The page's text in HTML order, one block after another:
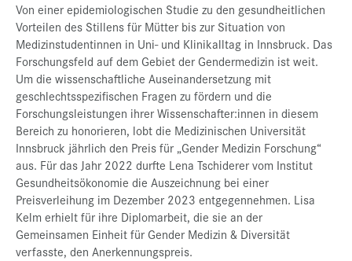
Von einer epidemiologischen Studie zu den gesundheitlichen
Vorteilen des Stillens für Mütter bis zur Situation von
Medizinstudentinnen in Uni- und Klinikalltag in Innsbruck. Das
Forschungsfeld auf dem Gebiet der Gendermedizin ist weit.
Um die wissenschaftliche Auseinandersetzung mit
geschlechtsspezifischen Fragen zu fördern und die
Forschungsleistungen ihrer Wissenschafter:innen in diesem
Bereich zu honorieren, lobt die Medizinischen Universität
Innsbruck jährlich den Preis für „Gender Medizin Forschung“
aus. Für das Jahr 2022 durfte Lena Tschiderer vom Institut
Gesundheitsökonomie die Auszeichnung bei einer
Preisverleihung im Dezember 2023 entgegennehmen. Lisa
Kelm erhielt für ihre Diplomarbeit, die sie an der
Gemeinsamen Einheit für Gender Medizin & Diversität
verfasste, den Anerkennungspreis.